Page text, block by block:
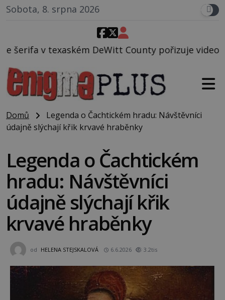
Sobota, 8. srpna 2026
County pořizuje video, na kterém před
Domů
Legenda o Čachtickém hradu: Návštěvníci
údajně slýchají křik krvavé hraběnky
Legenda o Čachtickém
hradu: Návštěvníci
údajně slýchají křik
krvavé hraběnky
od HELENA STEJSKALOVÁ 6.6.2026 3.2tis